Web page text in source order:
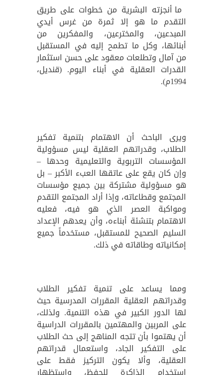
ما أنجزته البشرية من خطوات على طريق
التقدم ما هو إلا ثمرة من غرس أيدي
المبدعين، والمخترعين، والمفكرين من
أبنائها، وكل ما تطمح إليه في المستقبل
من آمال وتطلعات معقود على حسن استثمار
القدرات العقلية في أبناء اليوم. (قنديل،
1994م).
ويرى الباحث أن الاهتمام بتنمية تفكير
الطلاب، وقدراتهم العقلية ليس مسؤولية
المؤسسات التربوية والتعليمية وحدها –
وإن كان يقع على عاتقها العبء الأكبر – بل
هو مسؤولية مشتركة بين جميع مؤسسات
المجتمع وقطاعاته، وإذا أراد المجتمع التقدم
ومواكبة العصر الذي هو فيه، فعليه
الاهتمام بتنشئة أبناءه، وأن يعدهم الإعداد
السليم الصحيح للمستقبل، مستخدماً جميع
إمكانياته وطاقاته في ذلك.
ومما يساعد على تنمية تفكير الطلاب
وقدراتهم العقلية المقررات المدرسية حيث
لها الدور الكبير في هذه التنمية. ولذلك،
على المربين والمهتمين بالمقررات الدراسية
أن يهتموا بأن تتجه المناهج إلى حث الطلاب
على التفكير الجاد، واستعمال قدراتهم
العقلية، وألا يكون التركيز فقط على